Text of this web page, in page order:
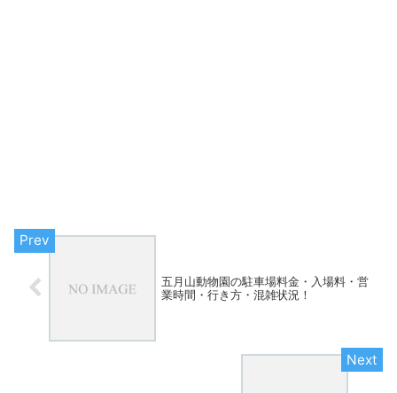
五月山動物園の駐車場料金・入場料・営
業時間・行き方・混雑状況！